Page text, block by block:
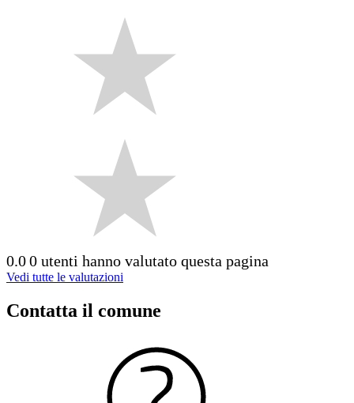
0.00 utenti hanno valutato questa pagina
Vedi tutte le valutazioni
Contatta il comune